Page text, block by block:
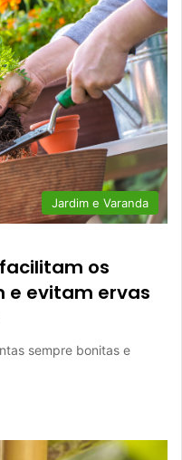
Jardim e Varanda
os
e evitam ervas
sempre bonitas e